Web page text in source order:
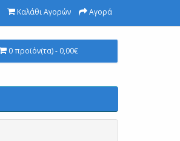
Καλάθι Αγορών Αγορά
0 προϊόν(τα) - 0,00€